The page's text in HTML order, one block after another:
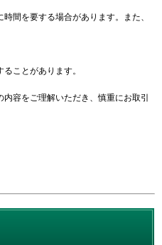
間を要する場合があります。また、
ことがあります。
容をご理解いただき、慎重にお取引